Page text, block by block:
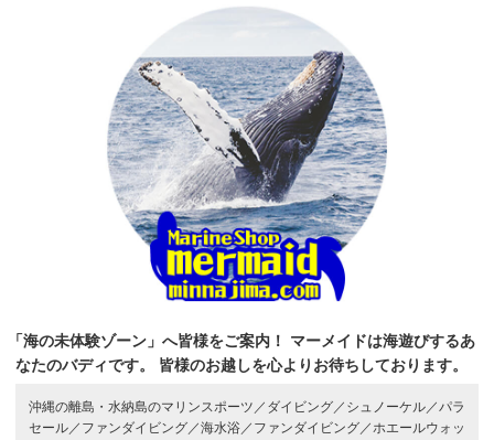
「海の未体験ゾーン」へ皆様をご案内！
マーメイドは海遊びするあ
なたのバディです。
皆様のお越しを心よりお待ちしております。
沖縄の離島・水納島のマリンスポーツ／ ダイビング／ シュノーケル／パラ
セール／ ファンダイビング／海水浴／ ファンダイビング／ホエールウォッ